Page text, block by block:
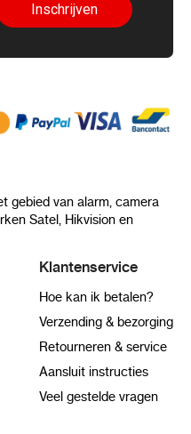
Inschrijven
gebied van alarm, camera
Satel, Hikvision en
Klantenservice
Hoe kan ik betalen?
Verzending & bezorging
Retourneren & service
Aansluit instructies
Veel gestelde vragen